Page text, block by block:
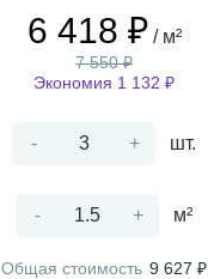
6 418 ₽ / м²
7 550 ₽
Экономия 1 132 ₽
- + шт.
- + м²
Общая стоимость 9 627 ₽